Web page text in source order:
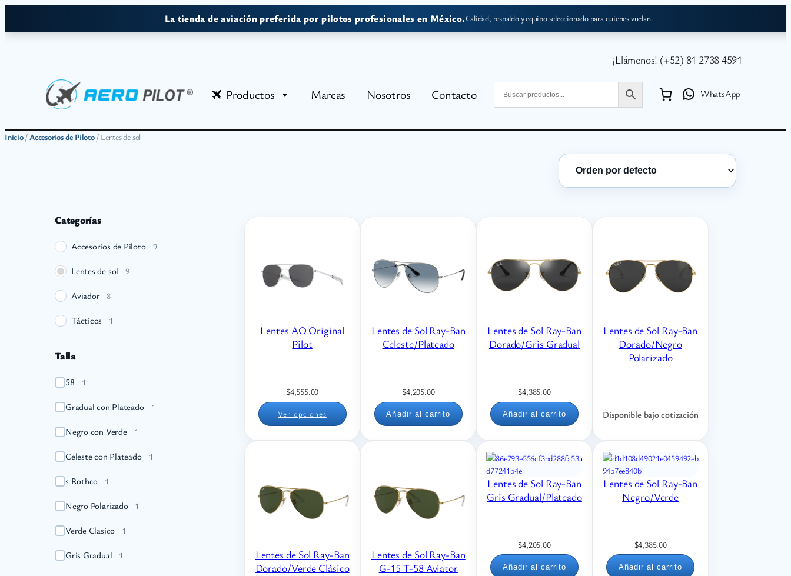
al
La tienda de aviación preferida por pilotos profesionales en México.Calidad, respaldo y equipo seleccionado para quienes vuelan.
¡Llámenos! (+52) 81 2738 4591
Productos Marcas Nosotros Contacto WhatsApp
Inicio/ Accesorios de Piloto/ Lentes de sol
Categorías
Accesorios de Piloto 9
Lentes de sol 9
Aviador 8
Tácticos 1
Talla
58 1
Gradual con Plateado 1
Negro con Verde 1
Celeste con Plateado 1
s Rothco 1
Negro Polarizado 1
Verde Clasico 1
Gris Gradual 1
Lentes AO Original
Pilot
$4,555.00
Ver opciones
Lentes de Sol Ray-Ban
Celeste/Plateado
$4,205.00
Añadir al carrito
Lentes de Sol Ray-Ban
Dorado/Gris Gradual
$4,385.00
Añadir al carrito
Lentes de Sol Ray-Ban
Dorado/Negro
Polarizado
Disponible bajo cotización
Lentes de Sol Ray-Ban
Dorado/Verde Clásico
Lentes de Sol Ray-Ban
G-15 T-58 Aviator
Lentes de Sol Ray-Ban
Gris Gradual/Plateado
$4,205.00
Añadir al carrito
Lentes de Sol Ray-Ban
Negro/Verde
$4,385.00
Añadir al carrito